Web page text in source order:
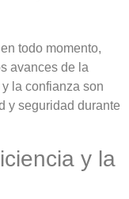
todo momento,
avances de la
la confianza son
y seguridad durante
y la